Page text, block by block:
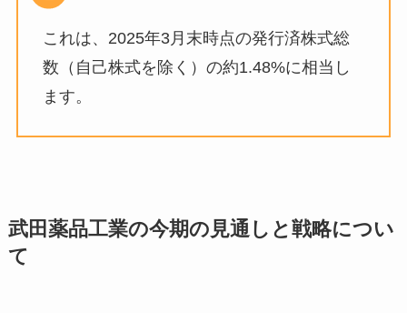
これは、2025年3月末時点の発行済株式総
数（自己株式を除く）の約1.48%に相当し
ます。
武田薬品工業の今期の見通しと戦略につい
て